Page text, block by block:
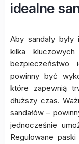
idealne
Aby sandały były
kilka
bezpieczeństwo
powinny być
które zapewnią
dłuższy czas.
sandałów –
jednocześnie
Regulowane